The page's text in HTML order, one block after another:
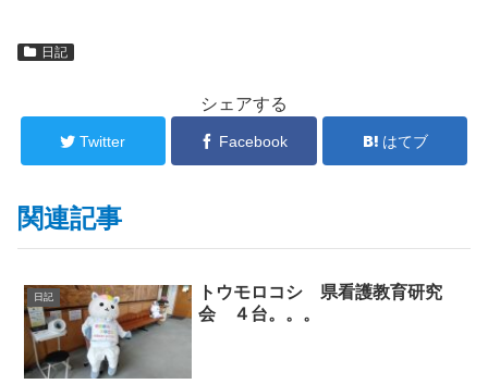
日記
シェアする
Twitter Facebook はてブ
関連記事
日記
トウモロコシ 県看護教育研究
会 ４台。。。